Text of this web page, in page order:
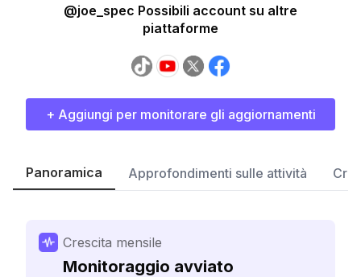
@joe_spec Possibili account su altre
piattaforme
+ Aggiungi per monitorare gli aggiornamenti
Panoramica Approfondimenti sulle attività
Crescita mensile
Monitoraggio avviato